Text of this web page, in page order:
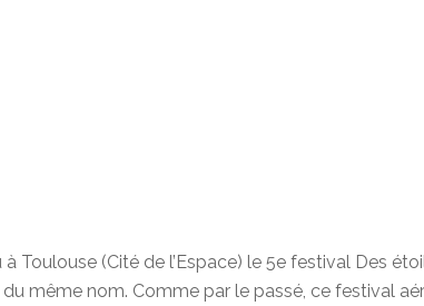
Toulouse (Cité de l’Espace) le 5e festival Des
du même nom. Comme par le passé, ce festival